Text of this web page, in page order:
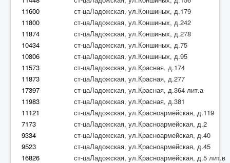
11600
ст-цаЛадожская, ул.Коншиных, д.179
11800
ст-цаЛадожская, ул.Коншиных, д.242
11874
ст-цаЛадожская, ул.Коншиных, д.278
10434
ст-цаЛадожская, ул.Коншиных, д.75
10806
ст-цаЛадожская, ул.Коншиных, д.95
11573
ст-цаЛадожская, ул.Красная, д.174
11873
ст-цаЛадожская, ул.Красная, д.277
17397
ст-цаЛадожская, ул.Красная, д.364 лит.а
11983
ст-цаЛадожская, ул.Красная, д.381
11121
ст-цаЛадожская, ул.Красноармейская, д.119
7173
ст-цаЛадожская, ул.Красноармейская, д.2
9334
ст-цаЛадожская, ул.Красноармейская, д.40
9523
ст-цаЛадожская, ул.Красноармейская, д.45
16826
ст-цаЛадожская, ул.Красноармейская, д.5 лит.в